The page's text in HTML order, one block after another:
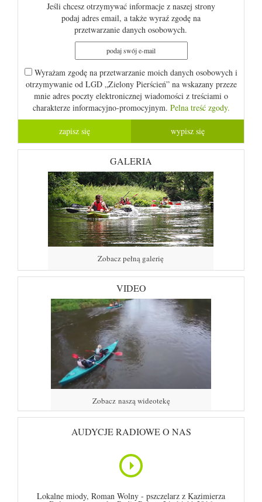
Jeśli chcesz otrzymywać informacje z naszej strony
podaj adres email, a także wyraź zgodę na
przetwarzanie danych osobowych.
Wyrażam zgodę na przetwarzanie moich danych osobowych i
otrzymywanie od LGD „Zielony Pierścień” na wskazany przeze
mnie adres poczty elektronicznej wiadomości z treściami o
charakterze informacyjno-promocyjnym. Pelna treść zgody.
GALERIA
Zobacz pełną galerię
VIDEO
Zobacz naszą wideotekę
AUDYCJE RADIOWE O NAS
Lokalne miody, Roman Wolny - pszczelarz z Kazimierza